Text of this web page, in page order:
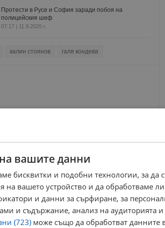
Протести в Русе и София заради побоя на
полицейския шеф
07:17 | 11.9.2025 г.
калин стоянов галя кондева
вашите данни
бисквитки и подобни технологии, за да
вашето устройство и да обработваме
и данни за сърфиране, за
и съдържание, анализ на аудиторията
(723) може също да обработват данните